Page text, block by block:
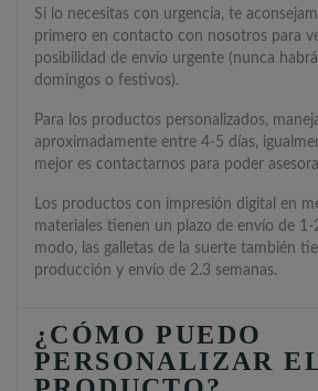
Si lo necesitas con urgencia, te
primero en contacto con nosotros para
posibilidad de envío urgente (nunca
domingos o festivos).
Para los productos personalizados,
aproximadamente entre 4-5 días,
mejor es contactarnos para poder
Los productos con impresión digital en
materiales tienen un plazo de envío de 1-
modo, las galletas de la suerte también
producción y envío de 2.3 semanas.
¿CÓMO PUEDO
PERSONALIZAR